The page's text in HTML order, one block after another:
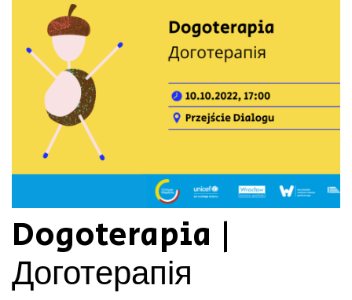
Dogoterapia |
Доготерапія